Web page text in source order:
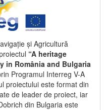
și Agricultură
“A heritage
in România and Bulgaria
Programul Interreg V-A
proiectului este format din
de leader de proiect, iar
din Bulgaria este